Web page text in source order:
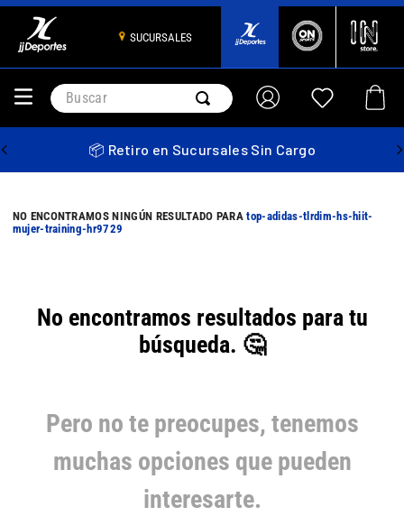
SUCURSALES
Buscar
📦 Retiro en Sucursales Sin Cargo
top-adidas-tlrdim-hs-hiit-
mujer-training-hr9729
No encontramos resultados para tu
búsqueda. 🤔
Pero no te preocupes, tenemos
muchas opciones que pueden
interesarte.